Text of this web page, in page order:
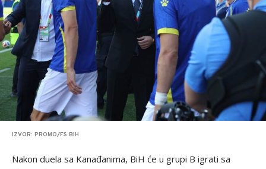
IZVOR: PROMO/FS BIH
Nakon duela sa Kanađanima, BiH će u grupi B igrati sa